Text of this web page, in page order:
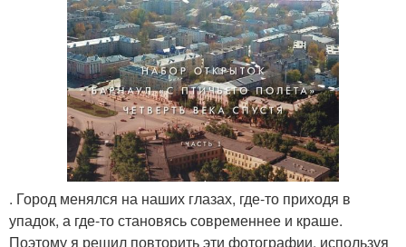
. Город менялся на наших глазах, где-то приходя в
упадок, а где-то становясь современнее и краше.
Поэтому я решил повторить эти фотографии, используя